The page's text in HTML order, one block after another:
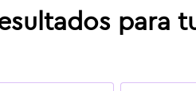
para